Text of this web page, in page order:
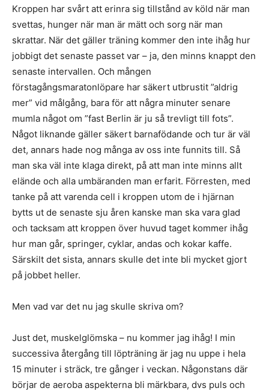
Kroppen har svårt att erinra sig tillstånd av köld när man
svettas, hunger när man är mätt och sorg när man
skrattar. När det gäller träning kommer den inte ihåg hur
jobbigt det senaste passet var – ja, den minns knappt den
senaste intervallen. Och mången
förstagångsmaratonlöpare har säkert utbrustit ”aldrig
mer” vid målgång, bara för att några minuter senare
mumla något om ”fast Berlin är ju så trevligt till fots”.
Något liknande gäller säkert barnafödande och tur är väl
det, annars hade nog många av oss inte funnits till. Så
man ska väl inte klaga direkt, på att man inte minns allt
elände och alla umbäranden man erfarit. Förresten, med
tanke på att varenda cell i kroppen utom de i hjärnan
bytts ut de senaste sju åren kanske man ska vara glad
och tacksam att kroppen över huvud taget kommer ihåg
hur man går, springer, cyklar, andas och kokar kaffe.
Särskilt det sista, annars skulle det inte bli mycket gjort
på jobbet heller.
Men vad var det nu jag skulle skriva om?
Just det, muskelglömska – nu kommer jag ihåg! I min
successiva återgång till löpträning är jag nu uppe i hela
15 minuter i sträck, tre gånger i veckan. Någonstans där
börjar de aeroba aspekterna bli märkbara, dvs puls och